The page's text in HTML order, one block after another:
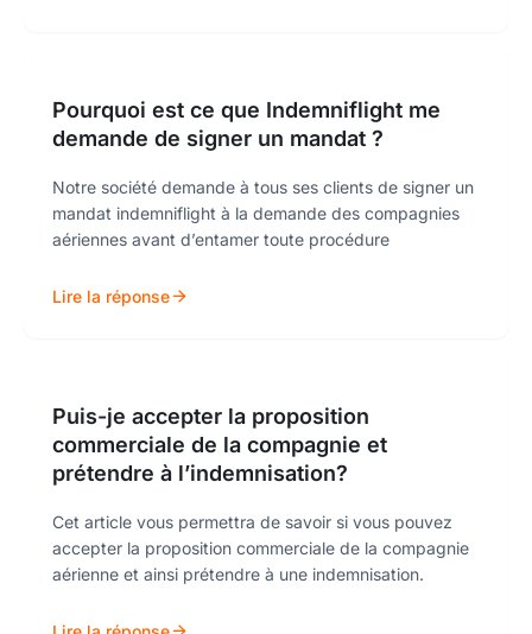
Pourquoi est ce que Indemniflight me
demande de signer un mandat ?
Notre société demande à tous ses clients de signer un
mandat indemniflight à la demande des compagnies
aériennes avant d’entamer toute procédure
Lire la réponse
Puis-je accepter la proposition
commerciale de la compagnie et
prétendre à l’indemnisation?
Cet article vous permettra de savoir si vous pouvez
accepter la proposition commerciale de la compagnie
aérienne et ainsi prétendre à une indemnisation.